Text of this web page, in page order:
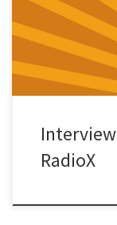
[…]
RadioX